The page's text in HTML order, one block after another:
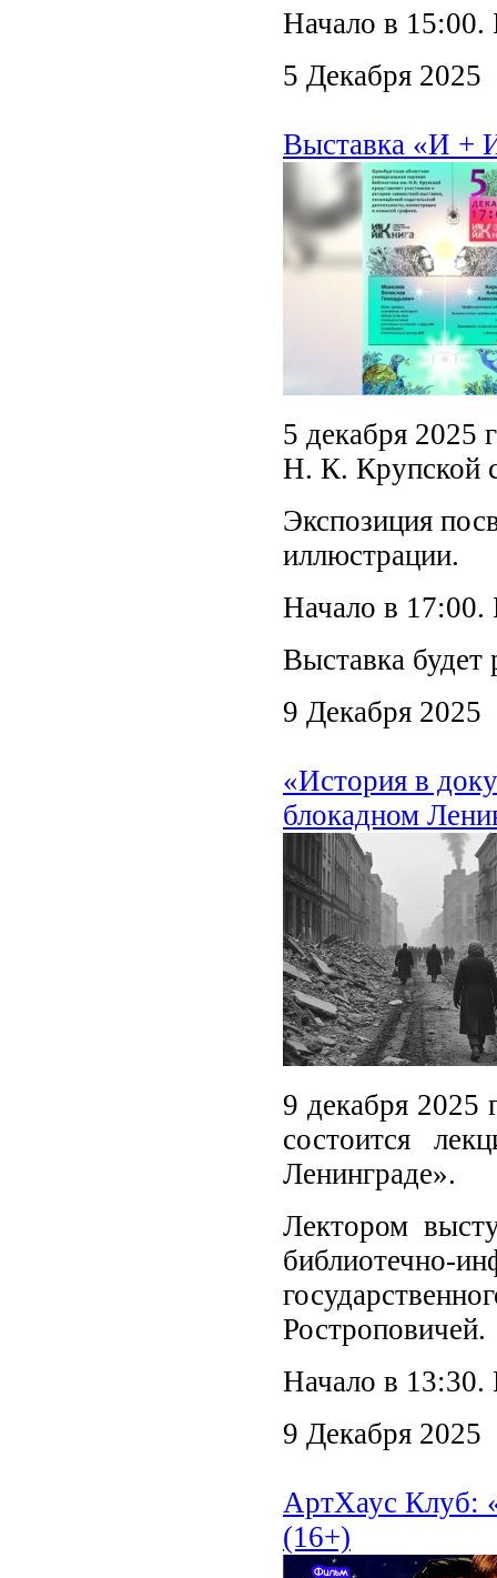
Начало в 15:00.
5 Декабря 2025
Выставка «И +
5 декабря 2025
Н. К. Крупской
Экспозиция
иллюстрации.
Начало в 17:00.
Выставка будет
9 Декабря 2025
«История в
блокадном
9 декабря 2025
состоится
Ленинграде».
Лектором
библиотечно-
Ростроповичей.
Начало в 13:30.
9 Декабря 2025
АртХаус Клуб:
(16+)